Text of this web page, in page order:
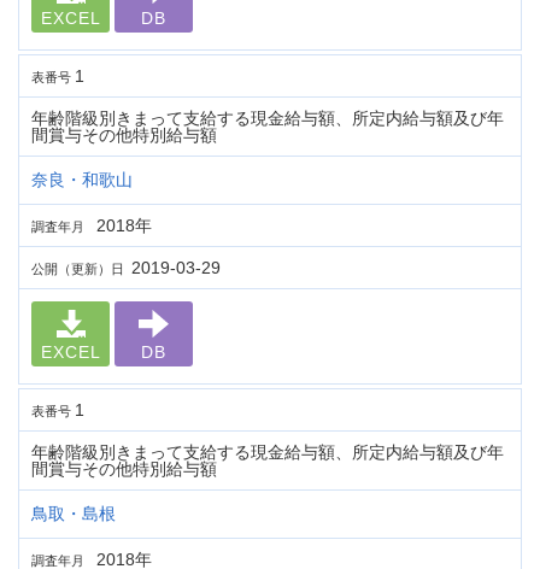
EXCEL DB
表番号 1
年齢階級別きまって支給する現金給与額、所定内給与額及び年
間賞与その他特別給与額
奈良・和歌山
調査年月 2018年
公開（更新）日 2019-03-29
EXCEL DB
表番号 1
年齢階級別きまって支給する現金給与額、所定内給与額及び年
間賞与その他特別給与額
鳥取・島根
調査年月 2018年